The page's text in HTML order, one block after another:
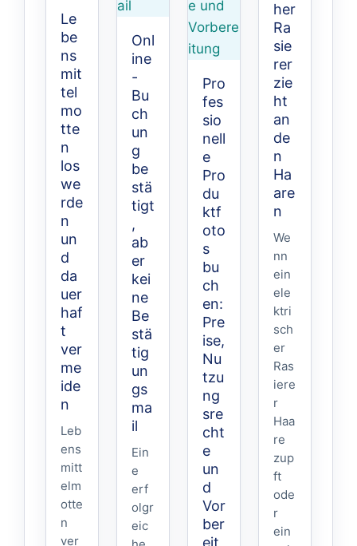
Le
be
ns
mit
tel
mo
tte
n
los
we
rde
n
un
d
da
uer
haf
t
ver
me
ide
n
Leb
ens
mitt
elm
otte
n
ver
Onl
ine
-
Bu
ch
un
g
be
stä
tigt
,
ab
er
kei
ne
Be
stä
tig
un
gs
ma
il
Ein
e
erf
olgr
eic
Pro
fes
sio
nell
e
Pro
du
ktf
oto
s
bu
ch
en:
Pre
ise,
Nu
tzu
ng
sre
cht
e
un
d
Vor
ber
eit
her
Ra
sie
rer
zie
ht
an
de
n
Ha
are
n
We
nn
ein
ele
ktri
sch
er
Ras
iere
r
Haa
re
zup
ft
ode
r
ein